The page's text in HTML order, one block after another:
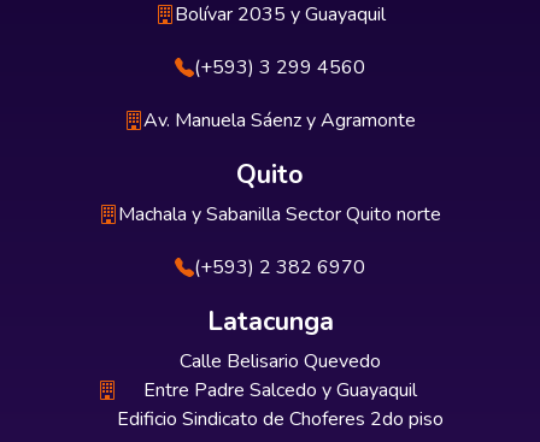
Bolívar 2035 y Guayaquil
(+593) 3 299 4560
Av. Manuela Sáenz y Agramonte
Quito
Machala y Sabanilla Sector Quito norte
(+593) 2 382 6970
Latacunga
Calle Belisario Quevedo
Entre Padre Salcedo y Guayaquil
Edificio Sindicato de Choferes 2do piso